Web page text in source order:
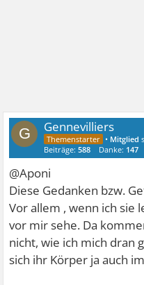
G Gennevilliers
• Mitglied
Beiträge:588 Danke: 147
@Aponi
Diese Gedanken bzw.
Vor allem , wenn ich sie
vor mir sehe. Da
nicht, wie ich mich dran
sich ihr Körper ja auch